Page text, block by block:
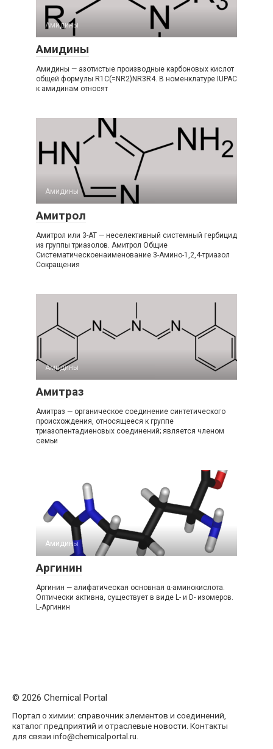
Амидины‎
Амидины
Амидины — азотистые производные карбоновых кислот
общей формулы R1C(=NR2)NR3R4. В номенклатуре IUPAC
к амидинам относят
Амидины‎
Амитрол
Амитрол или 3-АТ — неселективный системный гербицид
из группы триазолов. Амитрол Общие
Систематическоенаименование 3-​Амино-​1,2,4-​триазол
Сокращения
Амидины‎
Амитраз
Амитраз — органическое соединение синтетического
происхождения, относящееся к группе
триазопентадиеновых соединений; является членом
семьи
Амидины‎
Аргинин
Аргинин — алифатическая основная α-аминокислота.
Оптически активна, существует в виде L- и D- изомеров.
L-Аргинин
© 2026 Chemical Portal
Портал о химии: справочник элементов и соединений,
каталог предприятий и отраслевые новости. Контакты
для связи info@chemicalportal.ru.